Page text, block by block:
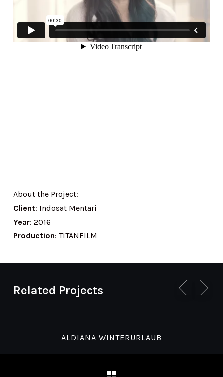
About the Project:
Client: Indosat Mentari
Year: 2016
Production: TITANFILM
Related Projects
ALDIANA WINTERURLAUB